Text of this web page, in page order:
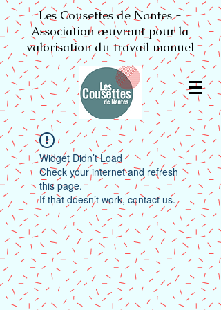
Les Cousettes de Nantes -
Association œuvrant pour la
valorisation du travail manuel
Widget Didn’t Load
Check your internet and refresh
this page.
If that doesn’t work, contact us.